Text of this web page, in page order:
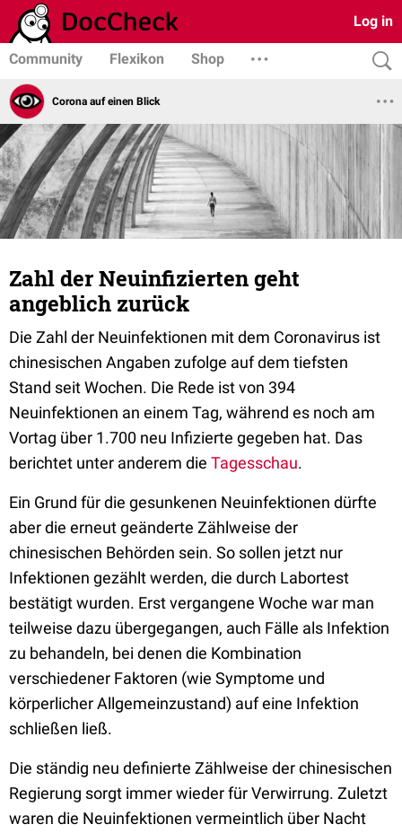
Log in
Community Flexikon Shop
Corona auf einen Blick
Zahl der Neuinfizierten geht
angeblich zurück
Die Zahl der Neuinfektionen mit dem Coronavirus ist
chinesischen Angaben zufolge auf dem tiefsten
Stand seit Wochen. Die Rede ist von 394
Neuinfektionen an einem Tag, während es noch am
Vortag über 1.700 neu Infizierte gegeben hat. Das
berichtet unter anderem die Tagesschau.
Ein Grund für die gesunkenen Neuinfektionen dürfte
aber die erneut geänderte Zählweise der
chinesischen Behörden sein. So sollen jetzt nur
Infektionen gezählt werden, die durch Labortest
bestätigt wurden. Erst vergangene Woche war man
teilweise dazu übergegangen, auch Fälle als Infektion
zu behandeln, bei denen die Kombination
verschiedener Faktoren (wie Symptome und
körperlicher Allgemeinzustand) auf eine Infektion
schließen ließ.
Die ständig neu definierte Zählweise der chinesischen
Regierung sorgt immer wieder für Verwirrung. Zuletzt
waren die Neuinfektionen vermeintlich über Nacht